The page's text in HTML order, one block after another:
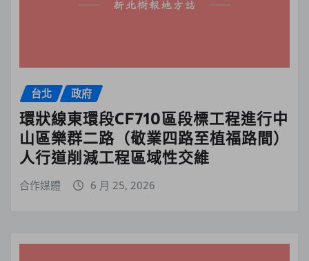
台北 政府
環狀線東環段CF710區段標工程進行中
山區樂群二路（敬業四路至植福路間）
人行道削減工程區域性交維
合作媒體 6 月 25, 2026